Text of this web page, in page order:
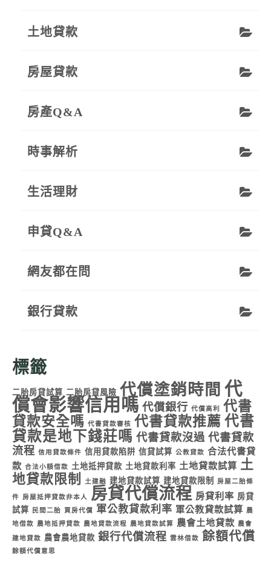
土地貸款
房屋貸款
房產Q&A
時事解析
生活理財
申貸Q&A
網友都在問
銀行貸款
標籤
二胎房貸試算 二胎房貸風險 代償塗銷時間 代
償會影響信用嗎 代償銀行 代償高利
代書
貸款安全嗎 代書貸款審核 代書貸款推薦 代書
貸款是地下錢莊嗎 代書貸款沒過 代書貸款
流程 信用貸款條件 信用貸款陷阱 信貸試算 公教貸款 合法代書貸
款 合法小額借款 土地抵押貸款 土地貸款利率 土地貸款試算 土
地貸款限制
土建融 建地貸款試算 建地貸款限制 房屋二胎條
件 房屋抵押貸款非本人 房貸代償流程 房貸利率 房貸
試算
民間二胎 買房代償 軍公教貸款利率 軍公教貸款試算
農
地借款
農地抵押貸款 農地貸款流程 農地貸款試算 農會土地貸款 農會
建地貸款 農會農地貸款 銀行代償流程 雲林借款 餘額代償
餘額代償意思